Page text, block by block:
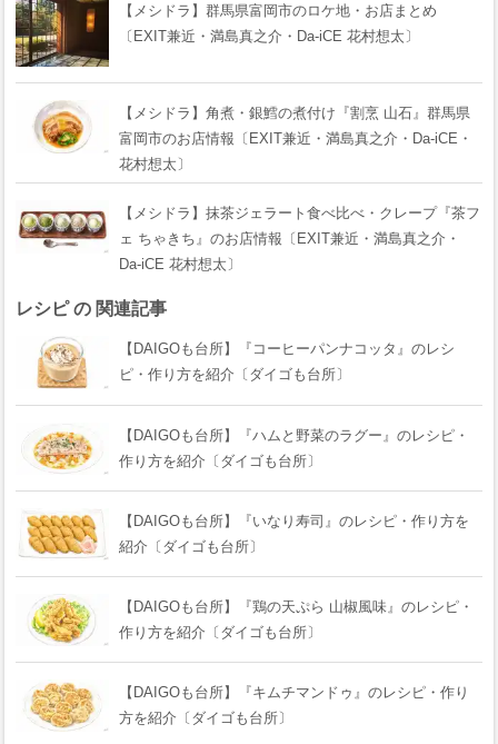
【メシドラ】群馬県富岡市のロケ地・お店まとめ
〔EXIT兼近・満島真之介・Da-iCE 花村想太〕
【メシドラ】角煮・銀鱈の煮付け『割烹 山石』群馬県
富岡市のお店情報〔EXIT兼近・満島真之介・Da-iCE・
花村想太〕
【メシドラ】抹茶ジェラート食べ比べ・クレープ『茶フ
ェ ちゃきち』のお店情報〔EXIT兼近・満島真之介・
Da-iCE 花村想太〕
レシピ の 関連記事
【DAIGOも台所】『コーヒーパンナコッタ』のレシ
ピ・作り方を紹介〔ダイゴも台所〕
【DAIGOも台所】『ハムと野菜のラグー』のレシピ・
作り方を紹介〔ダイゴも台所〕
【DAIGOも台所】『いなり寿司』のレシピ・作り方を
紹介〔ダイゴも台所〕
【DAIGOも台所】『鶏の天ぷら 山椒風味』のレシピ・
作り方を紹介〔ダイゴも台所〕
【DAIGOも台所】『キムチマンドゥ』のレシピ・作り
方を紹介〔ダイゴも台所〕